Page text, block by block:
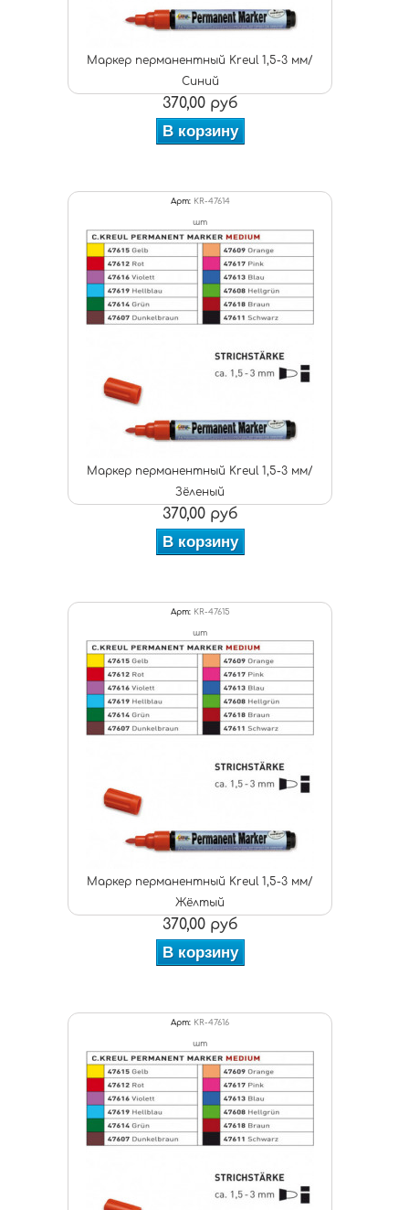
Маркер перманентный Kreul 1,5-3 мм/
Синий
370,00 руб
В корзину
Арт: KR-47614
шт
Маркер перманентный Kreul 1,5-3 мм/
Зёленый
370,00 руб
В корзину
Арт: KR-47615
шт
Маркер перманентный Kreul 1,5-3 мм/
Жёлтый
370,00 руб
В корзину
Арт: KR-47616
шт